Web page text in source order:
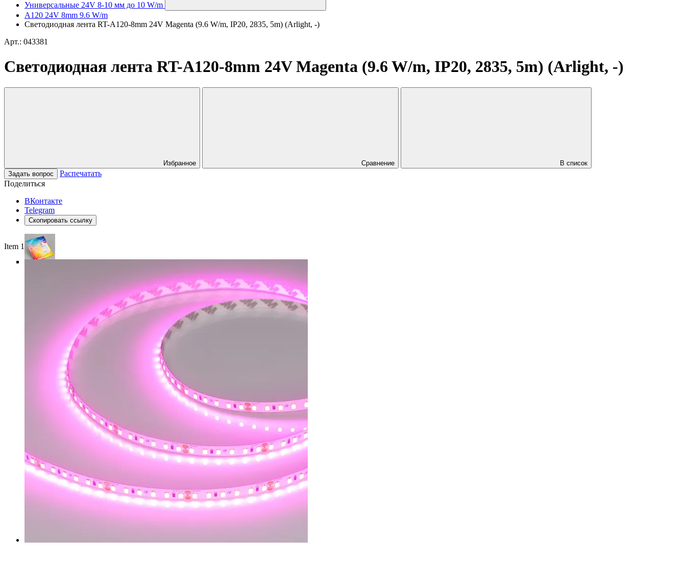
Универсальные 24V 8-10 мм до 10 W/m
A120 24V 8mm 9.6 W/m
Светодиодная лента RT-A120-8mm 24V Magenta (9.6 W/m, IP20, 2835, 5m) (Arlight, -)
Арт.: 043381
Светодиодная лента RT-A120-8mm 24V Magenta (9.6 W/m, IP20, 2835, 5m) (Arlight, -)
Избранное Сравнение
В список
Задать вопрос
Распечатать
Поделиться
ВКонтакте
Telegram
Скопировать ссылку
Item 1 of 5